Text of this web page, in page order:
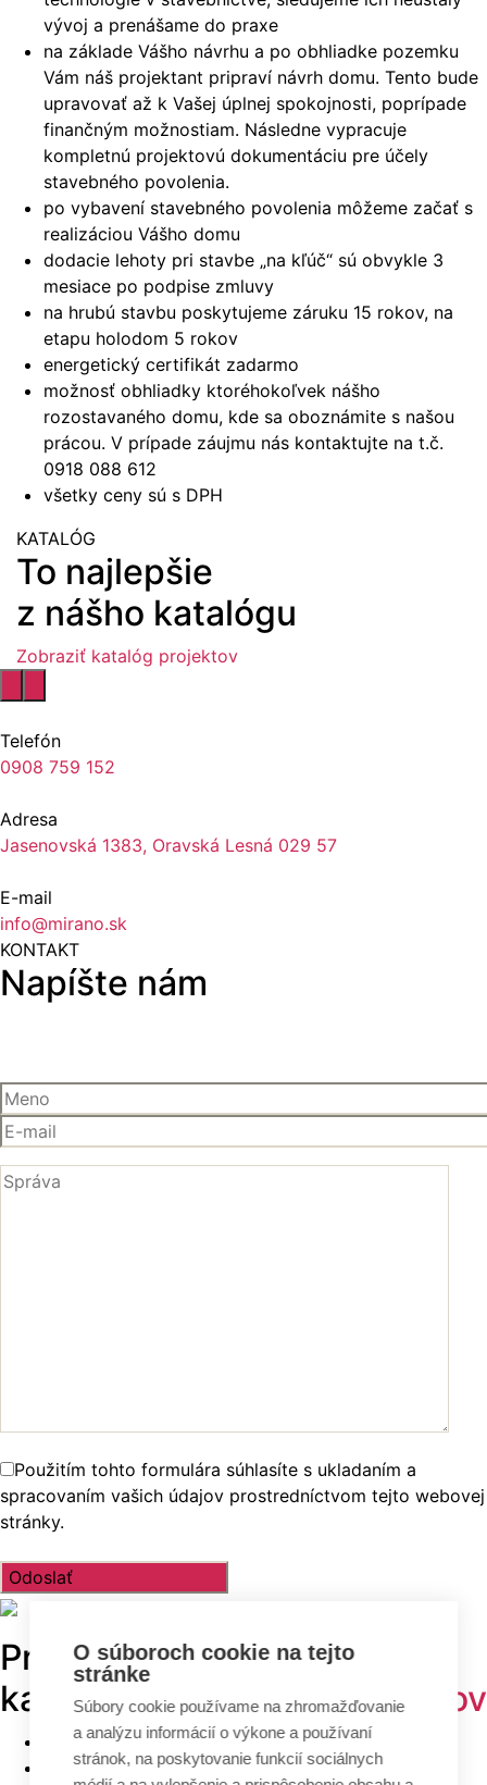
vývoj a prenášame do praxe
na základe Vášho návrhu a po obhliadke pozemku
Vám náš projektant pripraví návrh domu. Tento bude
upravovať až k Vašej úplnej spokojnosti, poprípade
finančným možnostiam. Následne vypracuje
kompletnú projektovú dokumentáciu pre účely
stavebného povolenia.
po vybavení stavebného povolenia môžeme začať s
realizáciou Vášho domu
dodacie lehoty pri stavbe „na kľúč“ sú obvykle 3
mesiace po podpise zmluvy
na hrubú stavbu poskytujeme záruku 15 rokov, na
etapu holodom 5 rokov
energetický certifikát zadarmo
možnosť obhliadky ktoréhokoľvek nášho
rozostavaného domu, kde sa oboznámite s našou
prácou. V prípade záujmu nás kontaktujte na t.č.
0918 088 612
všetky ceny sú s DPH
KATALÓG
To najlepšie
z nášho katalógu
Zobraziť katalóg projektov
Telefón
0908 759 152
Adresa
Jasenovská 1383, Oravská Lesná 029 57
E-mail
info@mirano.sk
KONTAKT
Napíšte nám
Použitím tohto formulára súhlasíte s ukladaním a
spracovaním vašich údajov prostredníctvom tejto webovej
stránky.
Prehľadávajte vTOP
kategóriách -projekty domov
Bungalovy
Poschodové domy
O súboroch cookie na tejto
stránke
Súbory cookie používame na zhromažďovanie
a analýzu informácií o výkone a používaní
stránok, na poskytovanie funkcií sociálnych